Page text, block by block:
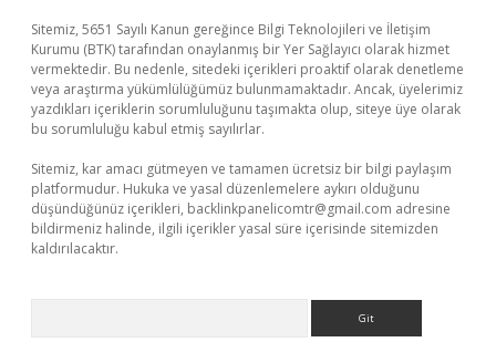
Sitemiz, 5651 Sayılı Kanun gereğince Bilgi Teknolojileri ve İletişim
Kurumu (BTK) tarafından onaylanmış bir Yer Sağlayıcı olarak hizmet
vermektedir. Bu nedenle, sitedeki içerikleri proaktif olarak denetleme
veya araştırma yükümlülüğümüz bulunmamaktadır. Ancak, üyelerimiz
yazdıkları içeriklerin sorumluluğunu taşımakta olup, siteye üye olarak
bu sorumluluğu kabul etmiş sayılırlar.
Sitemiz, kar amacı gütmeyen ve tamamen ücretsiz bir bilgi paylaşım
platformudur. Hukuka ve yasal düzenlemelere aykırı olduğunu
düşündüğünüz içerikleri, backlinkpanelicomtr@gmail.com adresine
bildirmeniz halinde, ilgili içerikler yasal süre içerisinde sitemizden
kaldırılacaktır.